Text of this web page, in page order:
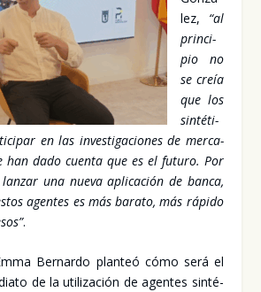
lez, “al
prin­ci­
pio no
se creía
que los
sin­té­ti­
en las inves­ti­ga­cio­nes de mer­ca­
han dado cuen­ta que es el futu­ro. Por
una nue­va apli­ca­ción de ban­ca,
agen­tes es más bara­to, más rápi­do
.
Ber­nar­do plan­teó cómo será el
de la uti­li­za­ción de agen­tes sin­té­